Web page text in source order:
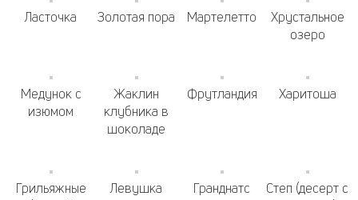
Ласточка Золотая пора Мартелетто
Хрустальное
озеро
Медунок с
изюмом
Жаклин
клубника в
шоколаде
Фрутландия Харитоша
Грильяжные
Левушка Гранднатс
Степ (десерт с